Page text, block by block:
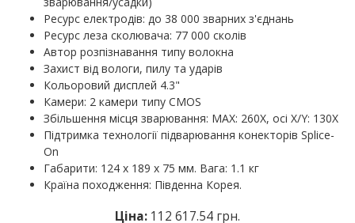
Ресурс електродів: до 38 000 зварних з'єднань
Ресурс леза сколювача: 77 000 сколів
Автор розпізнавання типу волокна
Захист від вологи, пилу та ударів
Кольоровий дисплей 4.3"
Камери: 2 камери типу CMOS
Збільшення місця зварювання: MAX: 260X, осі X/Y: 130X
Підтримка технології підварювання конекторів Splice-
On
Габарити: 124 х 189 х 75 мм. Вага: 1.1 кг
Країна походження: Південна Корея.
Ціна: 112 617.54 грн.